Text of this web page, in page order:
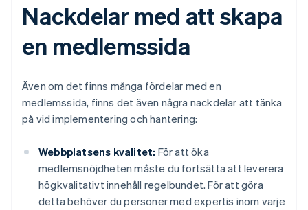
Nackdelar med att skapa
en medlemssida
Även om det finns många fördelar med en
medlemssida, finns det även några nackdelar att tänka
på vid implementering och hantering:
Webbplatsens kvalitet: För att öka
medlemsnöjdheten måste du fortsätta att leverera
högkvalitativt innehåll regelbundet. För att göra
detta behöver du personer med expertis inom varje